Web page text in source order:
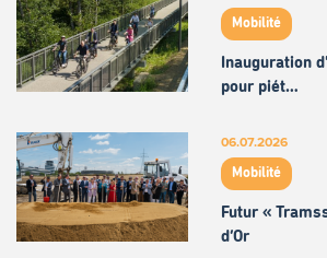
Mobilité
Inauguration
pour piét…
06.07.2026
Mobilité
Futur «
d’Or